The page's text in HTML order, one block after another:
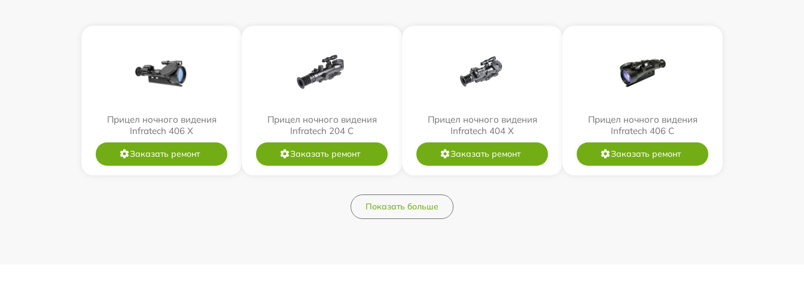
Прицел ночного видения
Infratech 406 Х
Заказать ремонт
Прицел ночного видения
Infratech 204 С
Заказать ремонт
Прицел ночного видения
Infratech 404 Х
Заказать ремонт
Прицел ночного видения
Infratech 406 С
Заказать ремонт
Показать больше